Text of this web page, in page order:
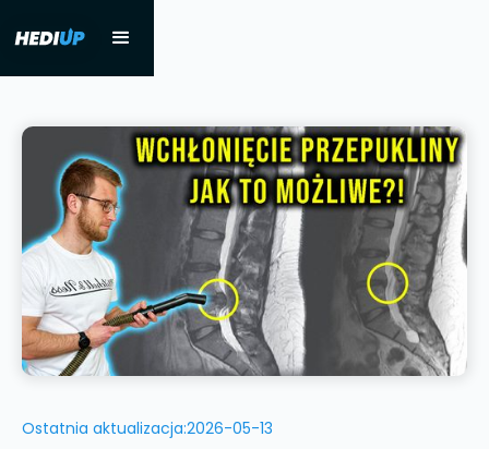
Ostatnia aktualizacja:2026-05-13